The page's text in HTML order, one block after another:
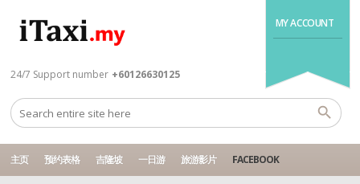
MY ACCOUNT
24/7 Support number +60126630125
主页 预约表格 吉隆坡 一日游 旅游影片 FACEBOOK